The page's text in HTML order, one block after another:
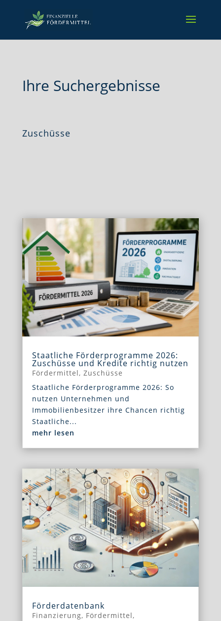
Ihre Suchergebnisse
Zuschüsse
Staatliche Förderprogramme 2026:
Zuschüsse und Kredite richtig nutzen
Fördermittel, Zuschüsse
Staatliche Förderprogramme 2026: So
nutzen Unternehmen und
Immobilienbesitzer ihre Chancen richtig
Staatliche...
mehr lesen
Förderdatenbank
Finanzierung, Fördermittel,